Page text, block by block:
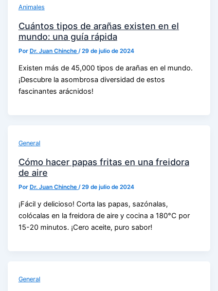
Animales
Cuántos tipos de arañas existen en el
mundo: una guía rápida
Por Dr. Juan Chinche /29 de julio de 2024
Existen más de 45,000 tipos de arañas en el mundo.
¡Descubre la asombrosa diversidad de estos
fascinantes arácnidos!
General
Cómo hacer papas fritas en una freidora
de aire
Por Dr. Juan Chinche /29 de julio de 2024
¡Fácil y delicioso! Corta las papas, sazónalas,
colócalas en la freidora de aire y cocina a 180°C por
15-20 minutos. ¡Cero aceite, puro sabor!
General